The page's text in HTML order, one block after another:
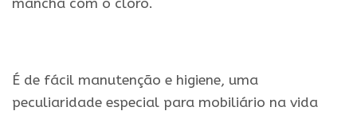
É de fácil manutenção e higiene, uma
peculiaridade especial para mobiliário na vida